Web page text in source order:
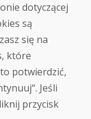
dotyczącej
są
się na
które
potwierdzić,
Jeśli
przycisk